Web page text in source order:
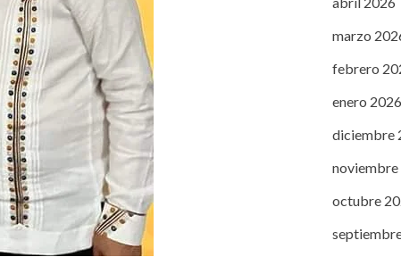
marzo
febrero
enero 2026
diciembre
noviembre
octubre